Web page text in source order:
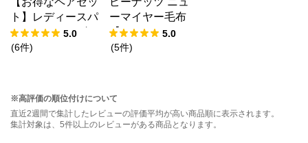
ト】レディースパ
ジャマ・メンズパ
ジャマ/和晒し2重
5.0
(6件)
ーマイヤー毛布
【SNOOPY 2026
サマーキャンペー
5.0
(5件)
※高評価の順位付けについて
直近2週間で集計したレビューの評価平均が高い商品順に表示されます。
集計対象は、5件以上のレビューがある商品となります。